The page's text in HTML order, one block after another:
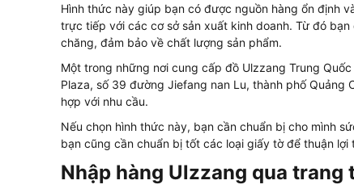
Hình thức này giúp bạn có được nguồn hàng ổn định
trực tiếp với các cơ sở sản xuất kinh doanh. Từ đó
chăng, đảm bảo về chất lượng sản phẩm.
Một trong những nơi cung cấp đồ Ulzzang Trung
Plaza, số 39 đường Jiefang nan Lu, thành phố Quảng
hợp với nhu cầu.
Nếu chọn hình thức này, bạn cần chuẩn bị cho mình
bạn cũng cần chuẩn bị tốt các loại giấy tờ để thuận
Nhập hàng Ulzzang qua